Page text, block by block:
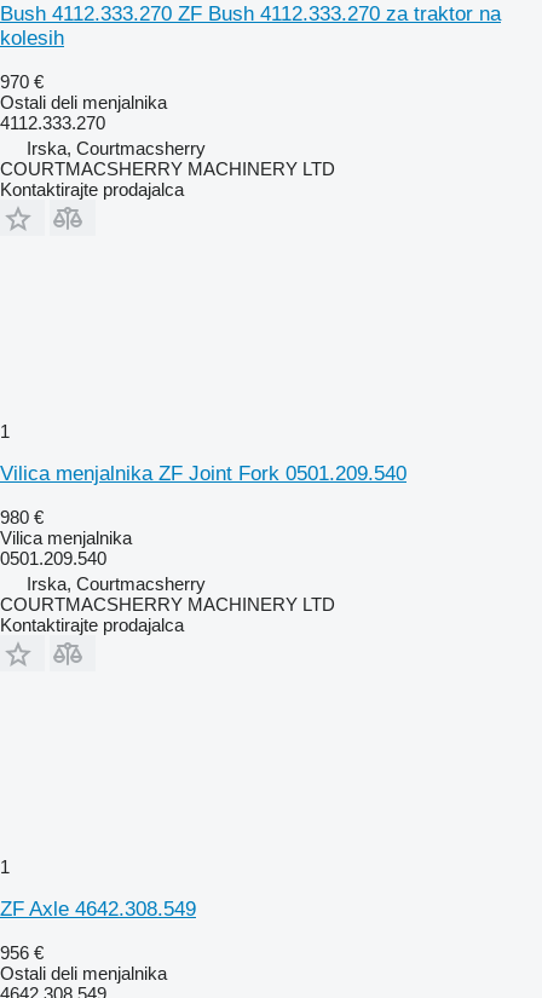
Bush 4112.333.270 ZF Bush 4112.333.270 za traktor na
kolesih
970 €
Ostali deli menjalnika
4112.333.270
Irska, Courtmacsherry
COURTMACSHERRY MACHINERY LTD
Kontaktirajte prodajalca
1
Vilica menjalnika ZF Joint Fork 0501.209.540
980 €
Vilica menjalnika
0501.209.540
Irska, Courtmacsherry
COURTMACSHERRY MACHINERY LTD
Kontaktirajte prodajalca
1
ZF Axle 4642.308.549
956 €
Ostali deli menjalnika
4642.308.549